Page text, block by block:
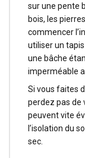
sur une pente
bois, les
commencer
utiliser un
une bâche
imperméable
Si vous faites
perdez pas de
peuvent vite
l’isolation du
sec.